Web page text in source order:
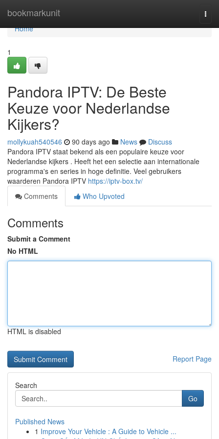
bookmarkunit
Home
Home
1
Pandora IPTV: De Beste
Keuze voor Nederlandse
Kijkers?
mollykuah540546 90 days ago News
Discuss
Pandora IPTV staat bekend als een populaire keuze voor
Nederlandse kijkers . Heeft het een selectie aan internationale
programma's en series in hoge definitie. Veel gebruikers
waarderen Pandora IPTV https://iptv-box.tv/
Comments
Who Upvoted
Comments
Submit a Comment
No HTML
HTML is disabled
Report Page
Search
Go
Published News
1 Improve Your Vehicle : A Guide to Vehicle ...